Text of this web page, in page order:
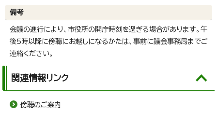
備考
会議の進行により、市役所の開庁時刻を過ぎる場合があります。午
後5時以降に傍聴にお越しになるかたは、事前に議会事務局までご
連絡ください。
関連情報リンク
傍聴のご案内